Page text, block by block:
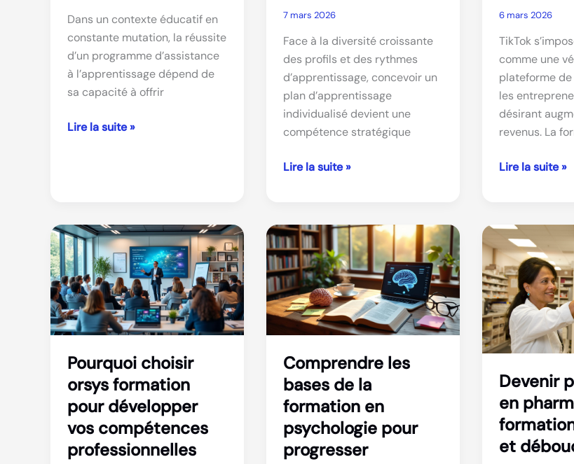
Dans un contexte éducatif en
constante mutation, la réussite
d’un programme d’assistance
à l’apprentissage dépend de
sa capacité à offrir
Comment
l’apprentissage
Lire la suite »
7 mars 2026
Face à la diversité croissante
des profils et des rythmes
d’apprentissage, concevoir un
plan d’apprentissage
individualisé devient une
compétence stratégique
Comment
d’apprentissage
individualisé
efficace
Lire la suite »
6 mars 2026
TikTok
comme une
plateforme
les
désirant
revenus. La
Comment
formation
pour
booster
vos
revenus
Lire la suite »
Pourquoi choisir
orsys formation
pour développer
vos compétences
professionnelles
Comprendre les
bases de la
formation en
psychologie pour
progresser
Devenir
en
et